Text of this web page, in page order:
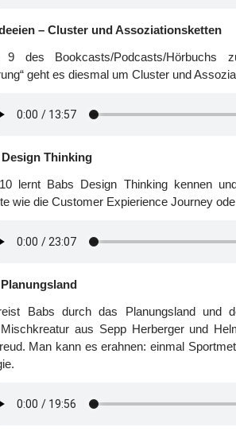
– Cluster und Assoziationsketten
des Bookcasts/Podcasts/Hörbuchs
geht es diesmal um Cluster und
Design Thinking
lernt Babs Design Thinking kennen
wie die Customer Expierience Journey
Babs durch das Planungsland und
aus Sepp Herberger und
Man kann es erahnen: einmal